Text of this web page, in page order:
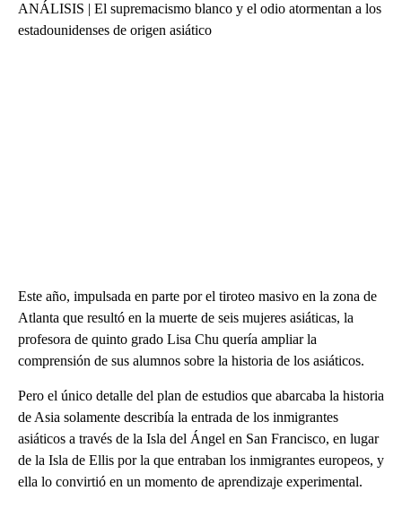
ANÁLISIS | El supremacismo blanco y el odio atormentan a los
estadounidenses de origen asiático
Este año, impulsada en parte por el tiroteo masivo en la zona de
Atlanta que resultó en la muerte de seis mujeres asiáticas, la
profesora de quinto grado Lisa Chu quería ampliar la
comprensión de sus alumnos sobre la historia de los asiáticos.
Pero el único detalle del plan de estudios que abarcaba la historia
de Asia solamente describía la entrada de los inmigrantes
asiáticos a través de la Isla del Ángel en San Francisco, en lugar
de la Isla de Ellis por la que entraban los inmigrantes europeos, y
ella lo convirtió en un momento de aprendizaje experimental.